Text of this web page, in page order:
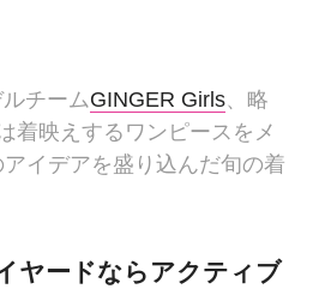
チームGINGER Girls、略
着映えするワンピースをメ
イデアを盛り込んだ旬の着
ヤードならアクティブ